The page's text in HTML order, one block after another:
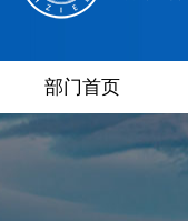
部门首页